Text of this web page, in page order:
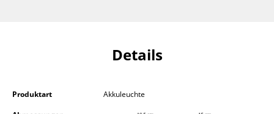
Beistell- & Rollcontainer
Details
Produktart
Akkuleuchte